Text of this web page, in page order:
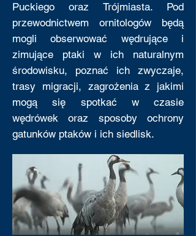
Puckiego oraz Trójmiasta. Pod
przewodnictwem ornitologów będą
mogli obserwować wędrujące i
zimujące ptaki w ich naturalnym
środowisku, poznać ich zwyczaje,
trasy migracji, zagrożenia z jakimi
mogą się spotkać w czasie
wędrówek oraz sposoby ochrony
gatunków ptaków i ich siedlisk.